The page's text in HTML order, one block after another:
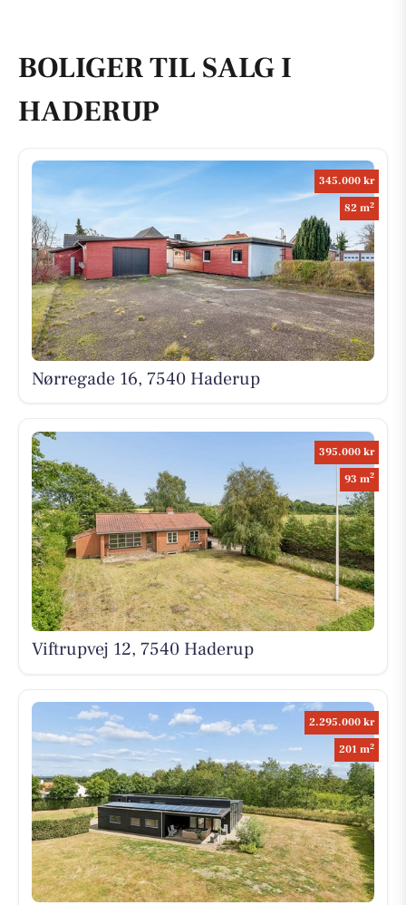
BOLIGER TIL SALG I
HADERUP
345.000 kr
82 m2
Nørregade 16, 7540 Haderup
395.000 kr
93 m2
Viftrupvej 12, 7540 Haderup
2.295.000 kr
201 m2